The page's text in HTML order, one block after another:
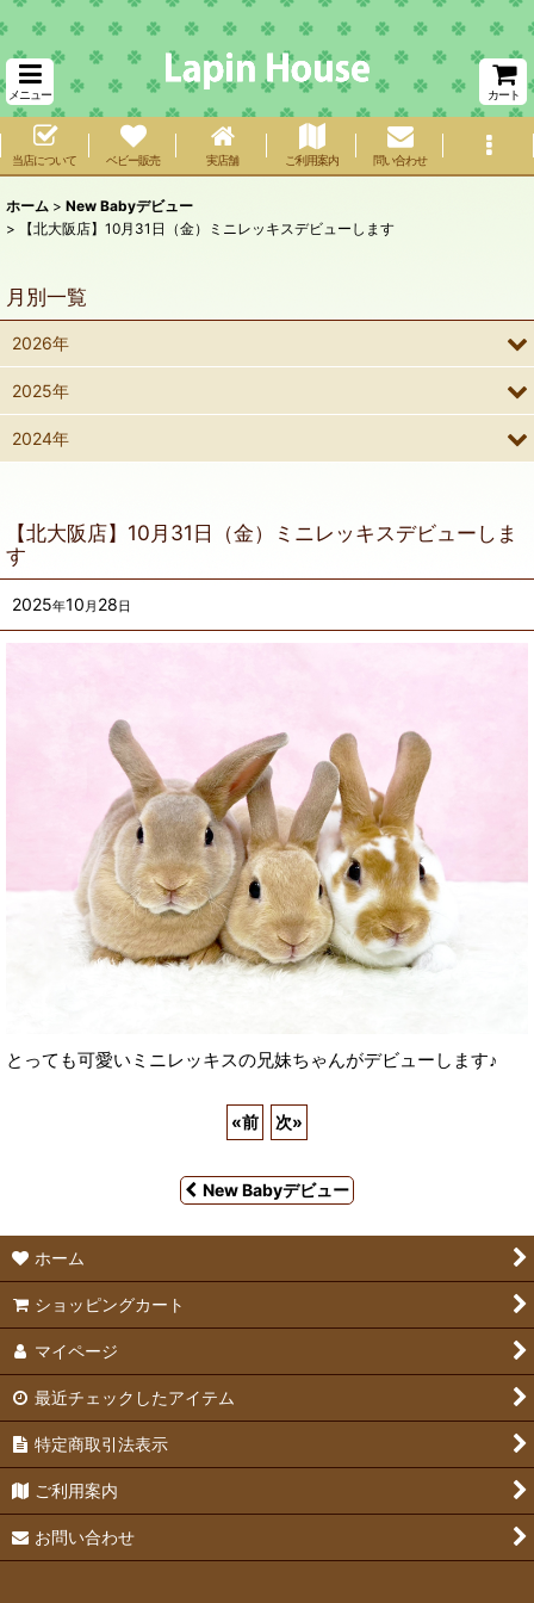
メニュー カート
当店について ベビー販売 実店舗 ご利用案内 問い合わせ
ホーム > New Babyデビュー
>
【北大阪店】10月31日（金）ミニレッキスデビューします
【北大阪店】10月31日（金）ミニレッキスデビューしま
す
2025年10 月 28日
とっても可愛いミニレッキスの兄妹ちゃんがデビューします♪
«前 次»
New Babyデビュー
月別一覧
2026年
2025年
2024年
ホーム
ショッピングカート
マイページ
最近チェックしたアイテム
特定商取引法表示
ご利用案内
お問い合わせ